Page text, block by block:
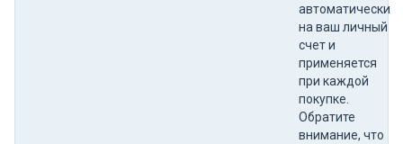
автоматически
на ваш личный
счет и
применяется
при каждой
покупке.
Обратите
внимание, что